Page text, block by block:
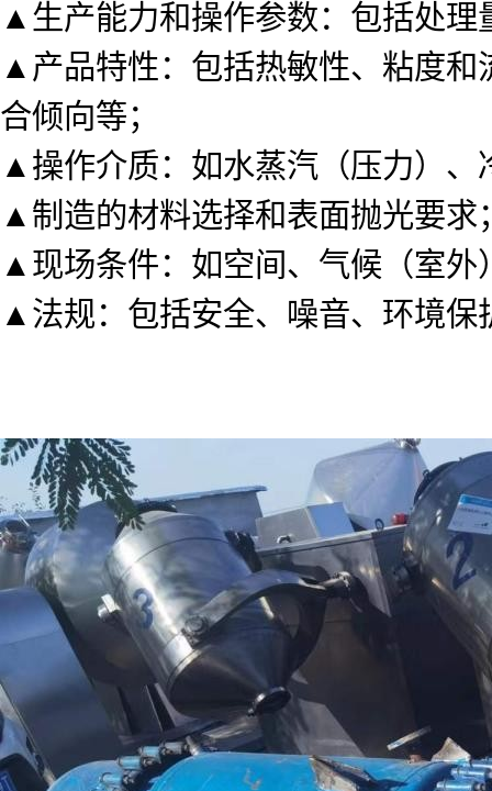
▲生产能力和操作参数：包括处理
▲产品特性：包括热敏性、粘度和
合倾向等；
▲操作介质：如水蒸汽（压力）、
▲制造的材料选择和表面抛光要求
▲现场条件：如空间、气候（室外
▲法规：包括安全、噪音、环境保